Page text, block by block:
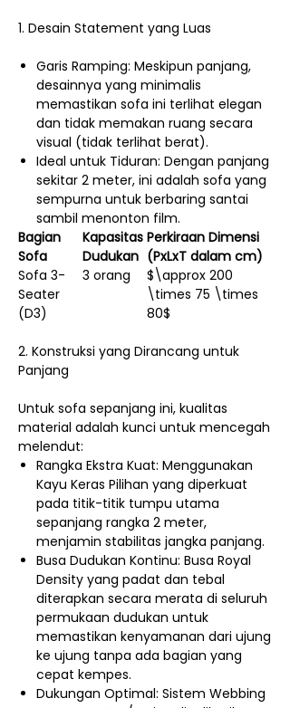
1. Desain Statement yang Luas
Garis Ramping: Meskipun panjang,
desainnya yang minimalis
memastikan sofa ini terlihat elegan
dan tidak memakan ruang secara
visual (tidak terlihat berat).
Ideal untuk Tiduran: Dengan panjang
sekitar 2 meter, ini adalah sofa yang
sempurna untuk berbaring santai
sambil menonton film.
Bagian
Sofa
Kapasitas
Dudukan
Perkiraan Dimensi
(PxLxT dalam cm)
Sofa 3-
Seater
(D3)
3 orang
$\approx 200
\times 75 \times
80$
2. Konstruksi yang Dirancang untuk
Panjang
Untuk sofa sepanjang ini, kualitas
material adalah kunci untuk mencegah
melendut:
Rangka Ekstra Kuat: Menggunakan
Kayu Keras Pilihan yang diperkuat
pada titik-titik tumpu utama
sepanjang rangka 2 meter,
menjamin stabilitas jangka panjang.
Busa Dudukan Kontinu: Busa Royal
Density yang padat dan tebal
diterapkan secara merata di seluruh
permukaan dudukan untuk
memastikan kenyamanan dari ujung
ke ujung tanpa ada bagian yang
cepat kempes.
Dukungan Optimal: Sistem Webbing